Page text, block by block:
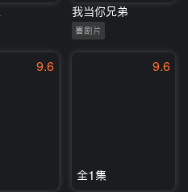
我当你兄弟
喜剧片
9.6 9.6
全1集